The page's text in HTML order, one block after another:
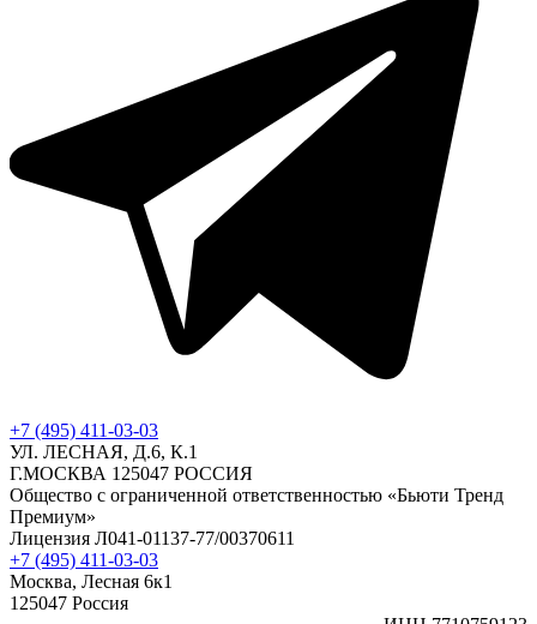
+7 (495) 411-03-03
УЛ. ЛЕСНАЯ, Д.6, К.1
Г.МОСКВА 125047 РОССИЯ
Общество с ограниченной ответственностью «Бьюти Тренд
Премиум»
Лицензия Л041-01137-77/00370611
+7 (495) 411-03-03
Москва, Лесная 6к1
125047 Россия